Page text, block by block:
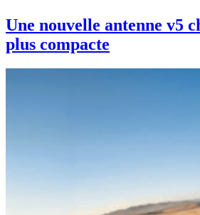
Une nouvelle antenne v5
plus compacte